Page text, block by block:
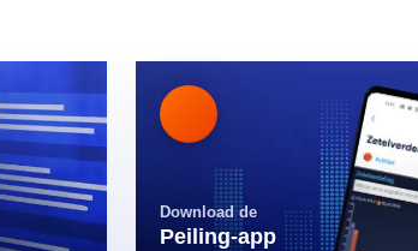
Download de
Peiling-app